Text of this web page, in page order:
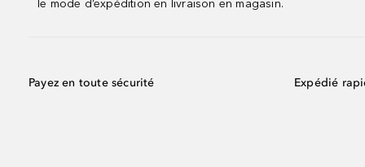
le mode d’expédition en livraison en magasin.
Payez en toute sécurité Expédié